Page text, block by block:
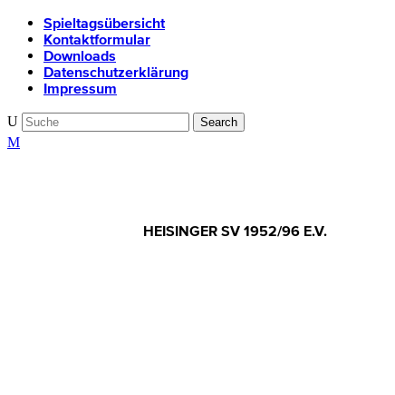
Spieltagsübersicht
Kontaktformular
Downloads
Datenschutzerklärung
Impressum
HEISINGER SV 1952/96 E.V.